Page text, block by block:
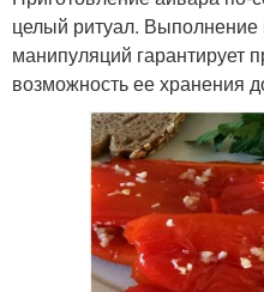
целый ритуал.
манипуляций гарантирует
возможность ее хранения